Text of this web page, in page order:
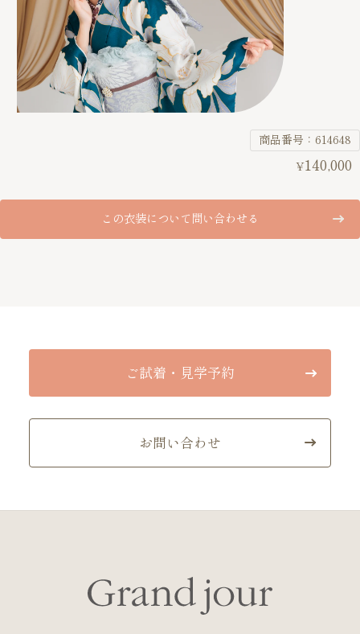
商品番号：614648
¥140,000
この衣装について問い合わせる
ご試着・見学予約
お問い合わせ